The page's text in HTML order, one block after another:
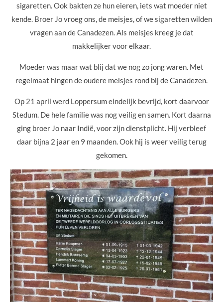
sigaretten. Ook bakten ze hun eieren, iets wat moeder niet
kende. Broer Jo vroeg ons, de meisjes, of we sigaretten wilden
vragen aan de Canadezen. Als meisjes kreeg je dat
makkelijker voor elkaar.
Moeder was maar wat blij dat we nog zo jong waren. Met
regelmaat hingen de oudere meisjes rond bij de Canadezen.
Op 21 april werd Loppersum eindelijk bevrijd, kort daarvoor
Stedum. De hele familie was nog veilig en samen. Kort daarna
ging broer Jo naar Indië, voor zijn dienstplicht. Hij verbleef
daar bijna 2 jaar en 9 maanden. Ook hij is weer veilig terug
gekomen.